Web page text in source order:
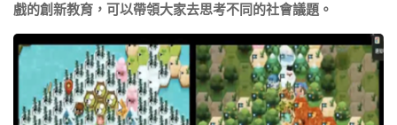
戲的創新教育，可以帶領大家去思考不同的社會議題。